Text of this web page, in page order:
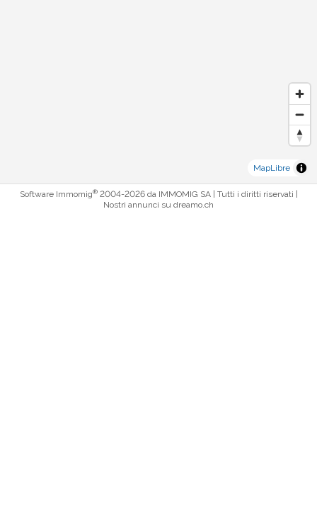
MapLibre
Software Immomig®2004-2026 da IMMOMIG SA | Tutti i diritti riservati |
Nostri annunci su dreamo.ch